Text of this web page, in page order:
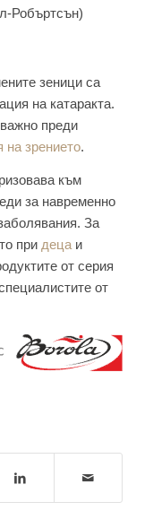
Робъртсън)
зеници са
на катаракта.
преди
на зрението.
към
за навременно
За
при децаи
от серия
от